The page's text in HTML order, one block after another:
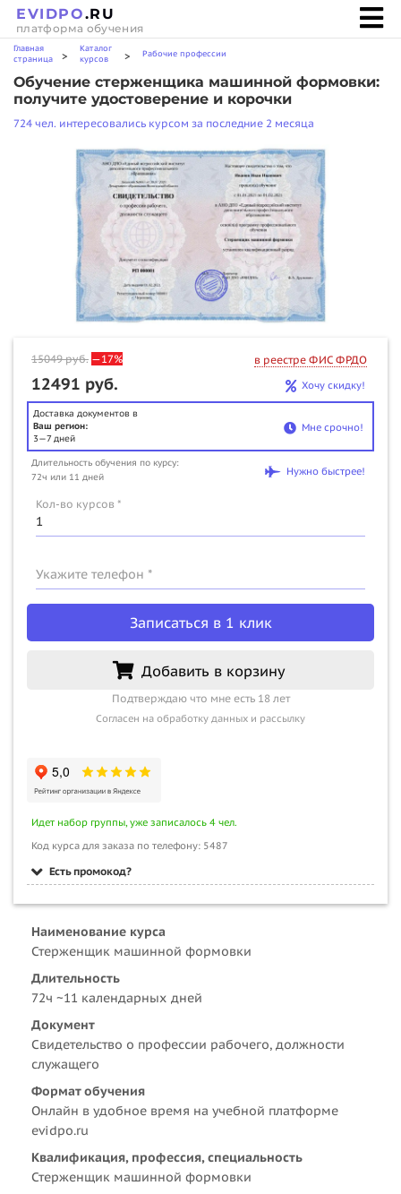
EVIDPO.RU
платформа обучения
Главная
страница
>
Каталог
курсов
> Рабочие профессии
Обучение стерженщика машинной формовки:
получите удостоверение и корочки
724 чел. интересовались курсом за последние 2 месяца
15049руб. —17% в реестре ФИС ФРДО
12491 руб. Хочу скидку!
Доставка документов в
Ваш регион:
3—7 дней
Мне срочно!
Длительность обучения по курсу:
72ч или 11 дней
Нужно быстрее!
Кол-во курсов *
Укажите телефон *
Записаться в 1 клик
Добавить в корзину
Подтверждаю что мне есть 18 лет
Согласен на обработку данных и рассылку
Идет набор группы, уже записалось 4 чел.
Код курса для заказа по телефону: 5487
Есть промокод?
Наименование курса
Стерженщик машинной формовки
Длительность
72ч ~11 календарных дней
Документ
Свидетельство о профессии рабочего, должности
служащего
Формат обучения
Онлайн в удобное время на учебной платформе
evidpo.ru
Квалификация, профессия, специальность
Стерженщик машинной формовки